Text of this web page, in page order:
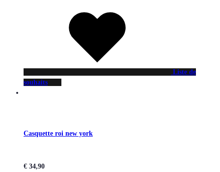
Liste de
souhaits
Casquette roi new york
€ 34,90